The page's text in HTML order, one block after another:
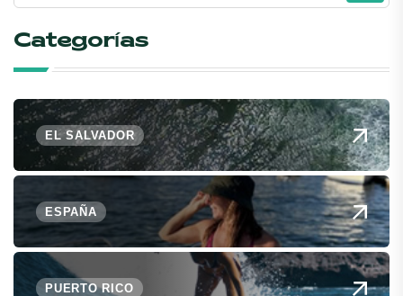
Categorías
EL SALVADOR
ESPAÑA
PUERTO RICO